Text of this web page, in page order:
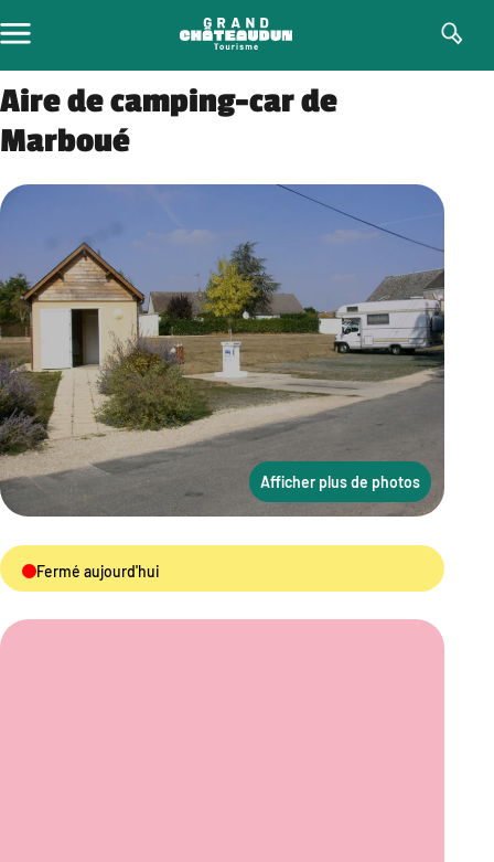
au
contenu
Aire de camping-car de
Marboué
Afficher plus de photos
Fermé aujourd'hui